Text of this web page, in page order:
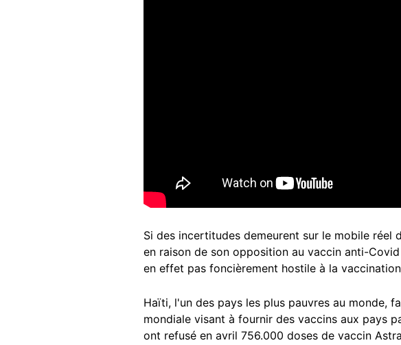
Si des incertitudes demeurent sur le mobile
en raison de son opposition au vaccin anti-
en effet pas foncièrement hostile à la
Haïti, l'un des pays les plus pauvres au monde,
mondiale visant à fournir des vaccins aux pays
ont refusé en avril 756.000 doses de vaccin